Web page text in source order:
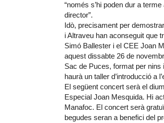
“només s’hi poden dur a
director”.
Idò, precisament per
i Altraveu han aconseguit que
Simó Ballester i el CEE Joan
aquest dissabte 26 de
Sac de Puces, format per nins
haurà un taller d’introducció a
El següent concert serà el
Especial Joan Mesquida. Hi
Manafoc. El concert serà
begudes seran a benefici del